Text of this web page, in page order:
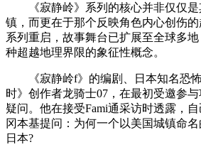
《寂静岭》系列的核心并非仅仅是
镇，而更在于那个反映角色内心创伤
系列重启，故事舞台已扩展至全球多
种超越地理界限的象征性概念。
《寂静岭f》的编剧、日本知名恐怖
时》创作者龙骑士07，在最初受邀参
疑问。他在接受Fami通采访时透露，
冈本基提问：为何一个以美国城镇命
日本?